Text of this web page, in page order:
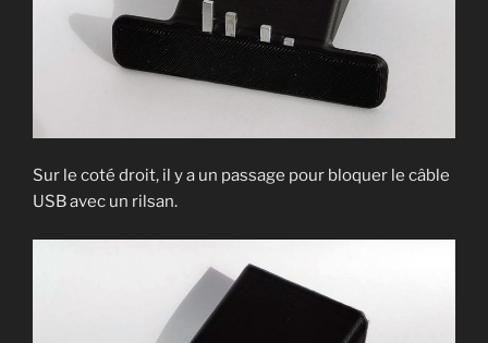
Sur le coté droit, il y a un passage pour bloquer le câble
USB avec un rilsan.